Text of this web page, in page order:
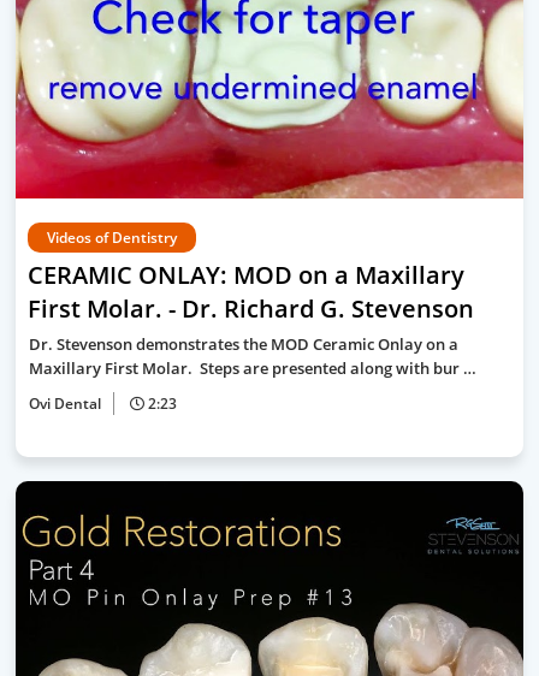
Videos of Dentistry
CERAMIC ONLAY: MOD on a Maxillary
First Molar. - Dr. Richard G. Stevenson
Dr. Stevenson demonstrates the MOD Ceramic Onlay on a
Maxillary First Molar. Steps are presented along with bur …
Ovi Dental 2:23